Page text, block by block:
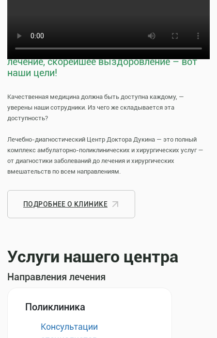
Тщательная профилактика, качественное
лечение, скорейшее выздоровление – вот
наши цели!
Качественная медицина должна быть доступна каждому, —
уверены наши сотрудники. Из чего же складывается эта
доступность?
Лечебно-диагностический Центр Доктора Дукина — это полный
комплекс амбулаторно-поликлинических и хирургических услуг —
от диагностики заболеваний до лечения и хирургических
вмешательств по всем направлениям.
ПОДРОБНЕЕ О КЛИНИКЕ
Услуги нашего центра
Направления лечения
Поликлиника
Консультации